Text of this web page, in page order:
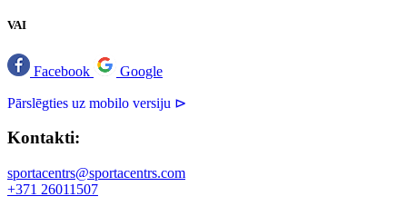
VAI
Facebook Google
Pārslēgties uz mobilo versiju ⊳
Kontakti:
sportacentrs@sportacentrs.com
+371 26011507